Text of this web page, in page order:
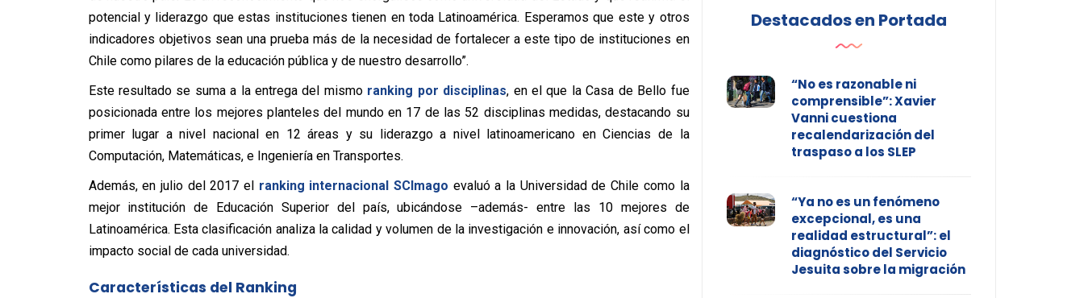
potencial y liderazgo que estas instituciones tienen en toda Latinoamérica. Esperamos que este y otros
indicadores objetivos sean una prueba más de la necesidad de fortalecer a este tipo de instituciones en
Chile como pilares de la educación pública y de nuestro desarrollo”.
Este resultado se suma a la entrega del mismo ranking por disciplinas, en el que la Casa de Bello fue
posicionada entre los mejores planteles del mundo en 17 de las 52 disciplinas medidas, destacando su
primer lugar a nivel nacional en 12 áreas y su liderazgo a nivel latinoamericano en Ciencias de la
Computación, Matemáticas, e Ingeniería en Transportes.
Además, en julio del 2017 el ranking internacional SCImago evaluó a la Universidad de Chile como la
mejor institución de Educación Superior del país, ubicándose –además- entre las 10 mejores de
Latinoamérica. Esta clasificación analiza la calidad y volumen de la investigación e innovación, así como el
impacto social de cada universidad.
Características del Ranking
Destacados en Portada
“No es razonable ni
comprensible”: Xavier
Vanni cuestiona
recalendarización del
traspaso a los SLEP
“Ya no es un fenómeno
excepcional, es una
realidad estructural”: el
diagnóstico del Servicio
Jesuita sobre la migración